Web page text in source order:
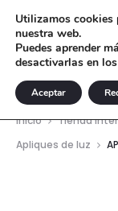
Inicio Tienda
Apliques de luz
Utilizamos cookies
nuestra web.
Puedes aprender
desactivarlas en los
Aceptar